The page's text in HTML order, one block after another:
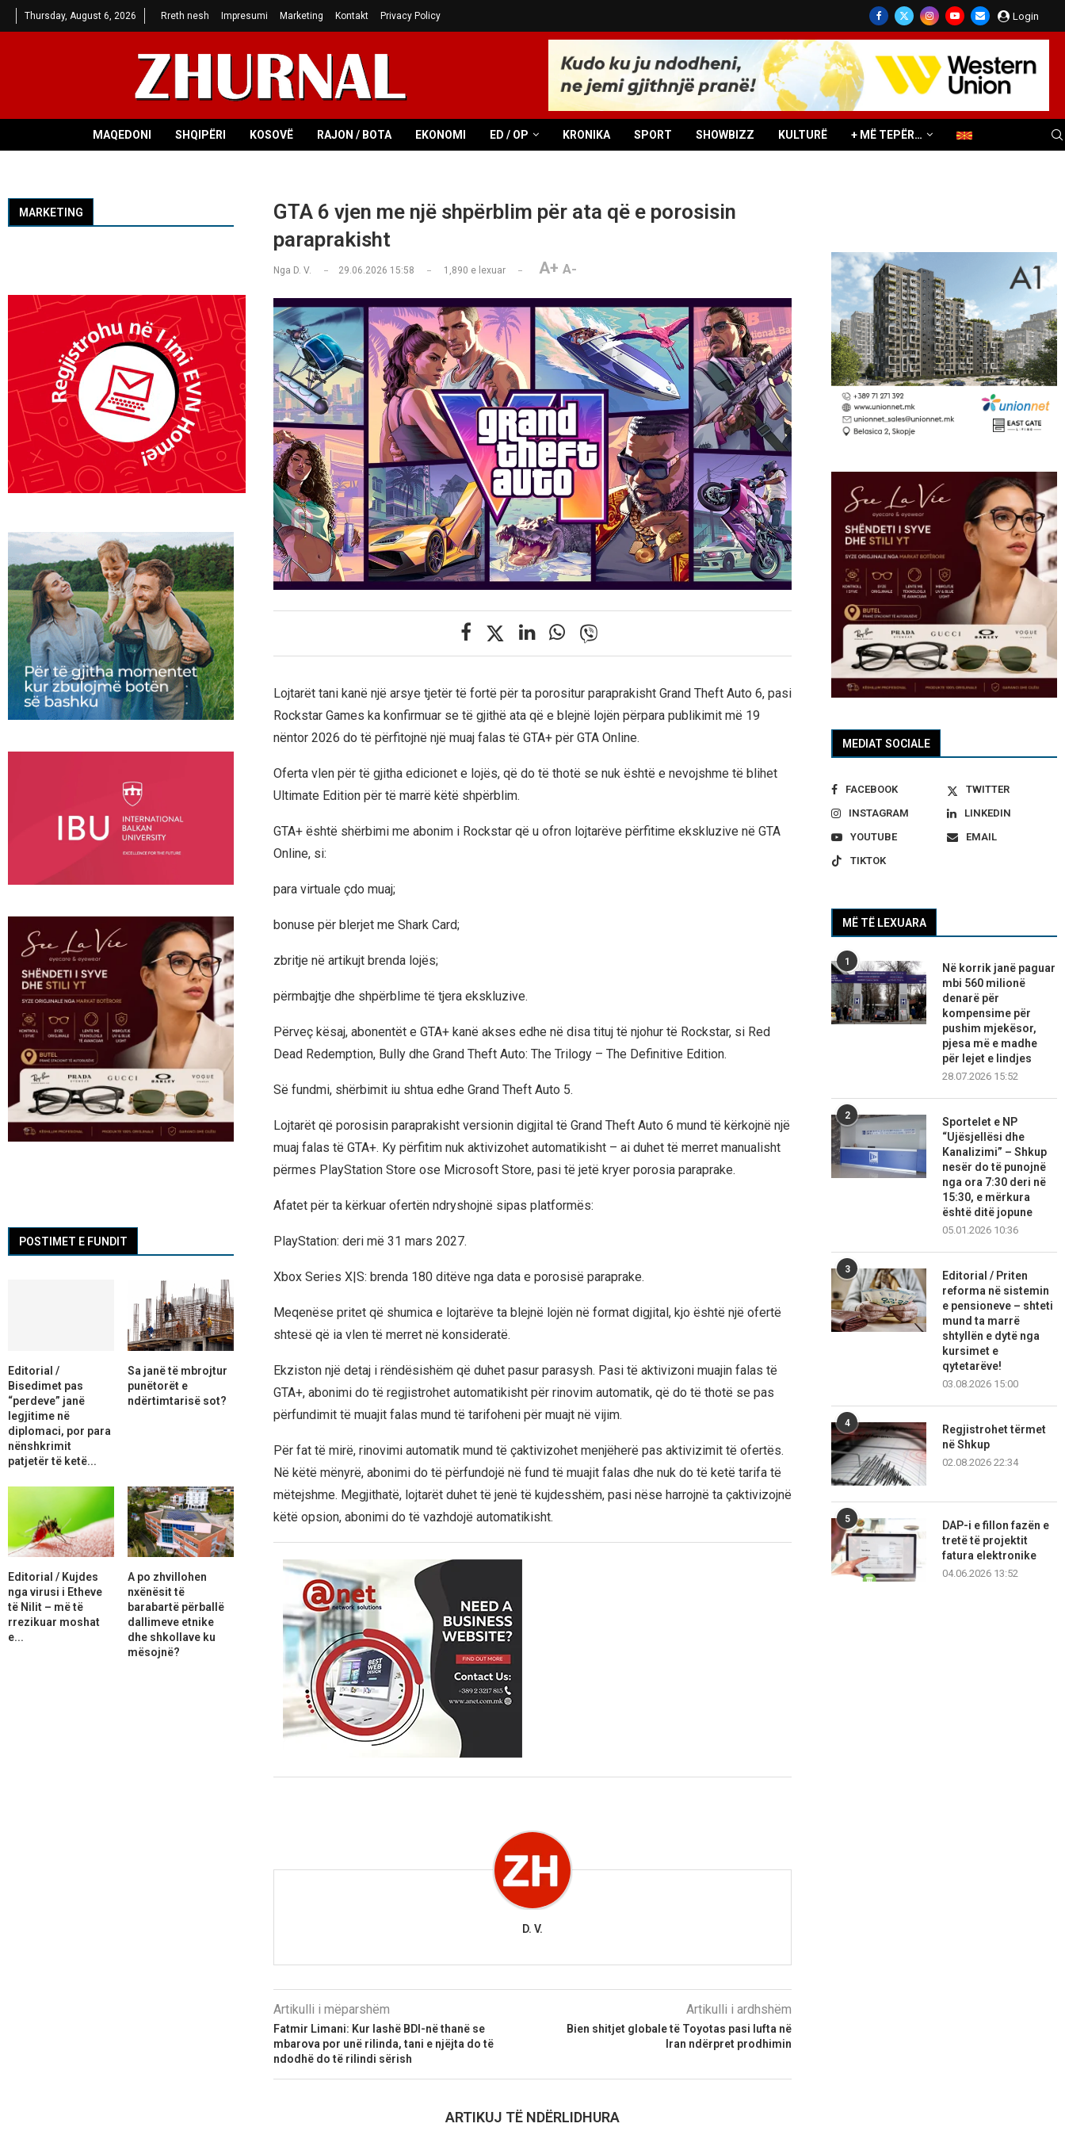
Thursday, August 6, 2026 Rreth nesh Impresumi Marketing Kontakt Privacy Policy Login
MAQEDONI SHQIPËRI KOSOVË RAJON / BOTA EKONOMI ED / OP KRONIKA SPORT SHOWBIZZ KULTURË + MË TEPËR…
GTA 6 vjen me një shpërblim për ata që e porosisin
paraprakisht
Nga D. V. 29.06.2026 15:58 1,890 e lexuar A+ A-
Lojtarët tani kanë një arsye tjetër të fortë për ta porositur paraprakisht Grand Theft Auto 6, pasi
Rockstar Games ka konfirmuar se të gjithë ata që e blejnë lojën përpara publikimit më 19
nëntor 2026 do të përfitojnë një muaj falas të GTA+ për GTA Online.
Oferta vlen për të gjitha edicionet e lojës, që do të thotë se nuk është e nevojshme të blihet
Ultimate Edition për të marrë këtë shpërblim.
GTA+ është shërbimi me abonim i Rockstar që u ofron lojtarëve përfitime ekskluzive në GTA
Online, si:
para virtuale çdo muaj;
bonuse për blerjet me Shark Card;
zbritje në artikujt brenda lojës;
përmbajtje dhe shpërblime të tjera ekskluzive.
Përveç kësaj, abonentët e GTA+ kanë akses edhe në disa tituj të njohur të Rockstar, si Red
Dead Redemption, Bully dhe Grand Theft Auto: The Trilogy – The Definitive Edition.
Së fundmi, shërbimit iu shtua edhe Grand Theft Auto 5.
Lojtarët që porosisin paraprakisht versionin digjital të Grand Theft Auto 6 mund të kërkojnë një
muaj falas të GTA+. Ky përfitim nuk aktivizohet automatikisht – ai duhet të merret manualisht
përmes PlayStation Store ose Microsoft Store, pasi të jetë kryer porosia paraprake.
Afatet për ta kërkuar ofertën ndryshojnë sipas platformës:
PlayStation: deri më 31 mars 2027.
Xbox Series X|S: brenda 180 ditëve nga data e porosisë paraprake.
Meqenëse pritet që shumica e lojtarëve ta blejnë lojën në format digjital, kjo është një ofertë
shtesë që ia vlen të merret në konsideratë.
Ekziston një detaj i rëndësishëm që duhet pasur parasysh. Pasi të aktivizoni muajin falas të
GTA+, abonimi do të regjistrohet automatikisht për rinovim automatik, që do të thotë se pas
përfundimit të muajit falas mund të tarifoheni për muajt në vijim.
Për fat të mirë, rinovimi automatik mund të çaktivizohet menjëherë pas aktivizimit të ofertës.
Në këtë mënyrë, abonimi do të përfundojë në fund të muajit falas dhe nuk do të ketë tarifa të
mëtejshme. Megjithatë, lojtarët duhet të jenë të kujdesshëm, pasi nëse harrojnë ta çaktivizojnë
këtë opsion, abonimi do të vazhdojë automatikisht.
D. V.
Artikulli i mëparshëm
Fatmir Limani: Kur lashë BDI-në thanë se
mbarova por unë rilinda, tani e njëjta do të
ndodhë do të rilindi sërish
Artikulli i ardhshëm
Bien shitjet globale të Toyotas pasi lufta në
Iran ndërpret prodhimin
ARTIKUJ TË NDËRLIDHURA
MEDIAT SOCIALE
FACEBOOK
TWITTER
INSTAGRAM
LINKEDIN
YOUTUBE
EMAIL
TIKTOK
MË TË LEXUARA
1
Në korrik janë paguar
mbi 560 milionë
denarë për
kompensime për
pushim mjekësor,
pjesa më e madhe
për lejet e lindjes
28.07.2026 15:52
2
Sportelet e NP
“Ujësjellësi dhe
Kanalizimi” – Shkup
nesër do të punojnë
nga ora 7:30 deri në
15:30, e mërkura
është ditë jopune
05.01.2026 10:36
3
Editorial / Priten
reforma në sistemin
e pensioneve – shteti
mund ta marrë
shtyllën e dytë nga
kursimet e
qytetarëve!
03.08.2026 15:00
4
Regjistrohet tërmet
në Shkup
02.08.2026 22:34
5
DAP-i e fillon fazën e
tretë të projektit
fatura elektronike
04.06.2026 13:52
MARKETING
POSTIMET E FUNDIT
Editorial /
Bisedimet pas
“perdeve” janë
legjitime në
diplomaci, por para
nënshkrimit
patjetër të ketë...
Sa janë të mbrojtur
punëtorët e
ndërtimtarisë sot?
Editorial / Kujdes
nga virusi i Etheve
të Nilit – më të
rrezikuar moshat
e...
A po zhvillohen
nxënësit të
barabartë përballë
dallimeve etnike
dhe shkollave ku
mësojnë?